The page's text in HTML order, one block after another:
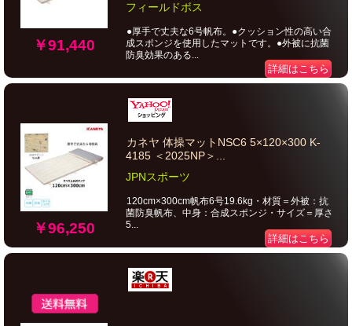
￥91,440
フィールドボス
●厚手で丈夫な6号帆布。●クッション性の高い合
成スポンジを使用したマットです。●外被に抗菌
防臭効果のある...
詳細はこちら
￥96,250
カネヤ 体操マットNSC6 5×120×300 K-
4185 ＜2025NP＞...
JPNスポーツ
120cm×300cm帆布6号19.6kg・材質＝外被：抗
菌防臭帆布、中身：合成スポンジ・サイズ＝厚さ
5...
詳細はこちら